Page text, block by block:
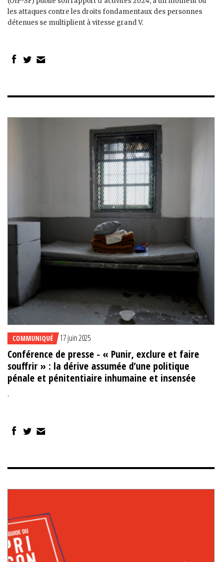
les attaques contre les droits fondamentaux des personnes
détenues se multiplient à vitesse grand V.
COMMUNIQUÉ 17 juin 2025
Conférence de presse - « Punir, exclure et faire
souffrir » : la dérive assumée d’une politique
pénale et pénitentiaire inhumaine et insensée
.